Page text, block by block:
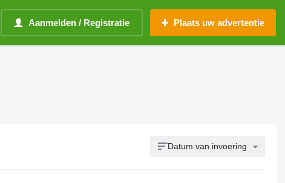
Aanmelden / Registratie Plaats uw advertentie
Datum van invoering